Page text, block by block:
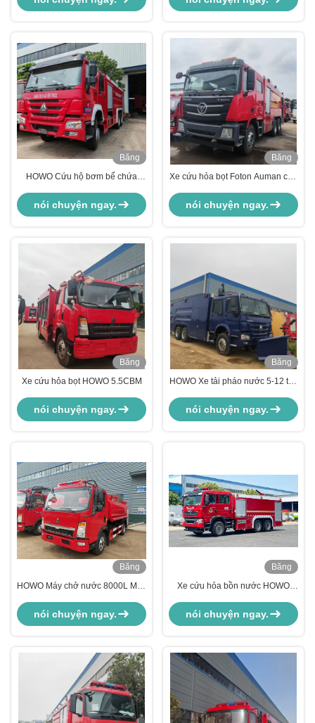
Băng
Hình
HOWO Cứu hộ bơm bể chứa
xe chiến đấu động cơ xe cứu hỏa
nói chuyện ngay.
Băng
Xe cứu hỏa bọt Foton Auman cho
nói chuyện ngay.
Băng
Hình
Xe cứu hỏa bọt HOWO 5.5CBM
nói chuyện ngay.
Băng
Hình
HOWO Xe tải pháo nước 5-12 tấn
nói chuyện ngay.
Băng
Hình
HOWO Máy chở nước 8000L Máy
nói chuyện ngay.
Băng
Hình
Xe cứu hỏa bồn nước HOWO
phun nước
nói chuyện ngay.